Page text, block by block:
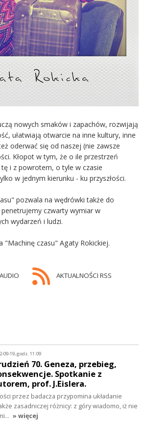
nowych smaków i zapachów, rozwijają
ułatwiają otwarcie na inne kultury, inne
oderwać się od naszej (nie zawsze
Kłopot w tym, że o ile przestrzeń
i z powrotem, o tyle w czasie
w jednym kierunku - ku przyszłości.
pozwala na wędrówki także do
penetrujemy czwarty wymiar w
wydarzeń i ludzi.
"Machinę czasu" Agaty Rokickiej.
AKTUALNOŚCI RSS
09-19, godz. 11:09
70. Geneza, przebieg,
Spotkanie z
prof. J.Eislera.
przez badacza przypomina układanie
zasadniczej różnicy: z góry wiadomo, iż nie
» więcej